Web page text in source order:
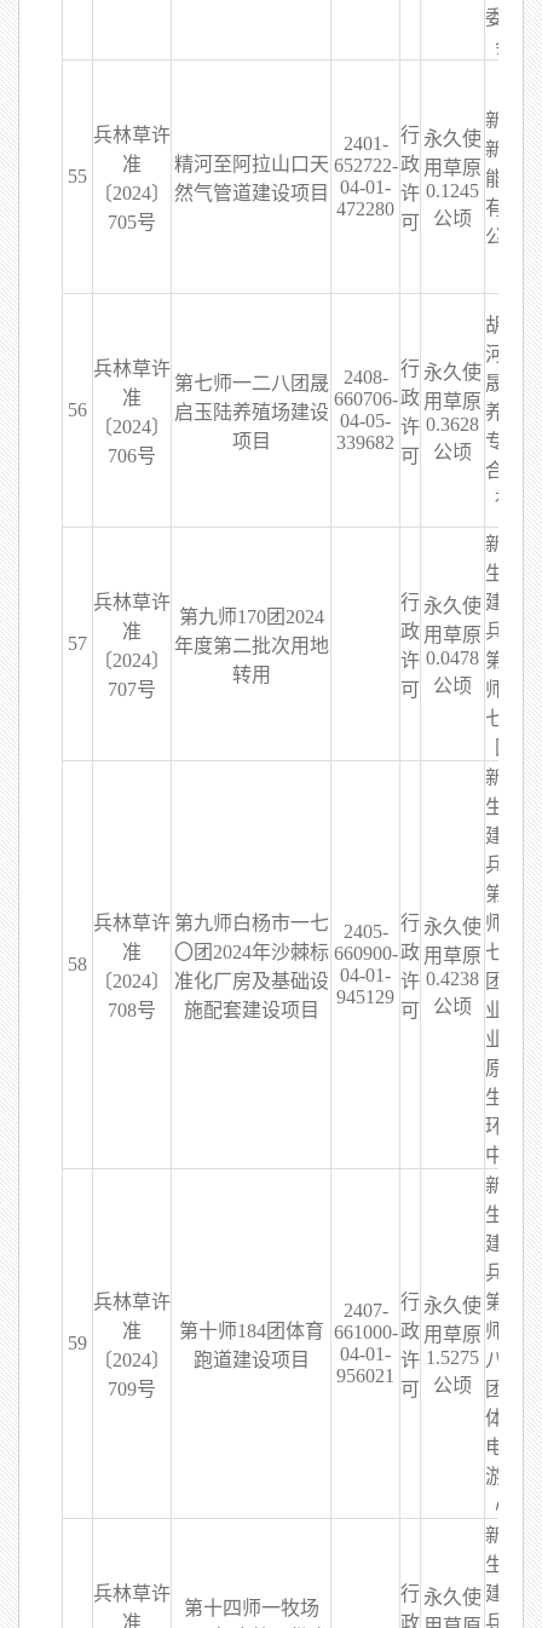
委员
会
55
兵林草许
准
〔2024〕
705号
精河至阿拉山口天
然气管道建设项目
2401-
652722-
04-01-
472280
行
政
许
可
永久使
用草原
0.1245
公顷
新疆
新捷
能源
有限
公司
56
兵林草许
准
〔2024〕
706号
第七师一二八团晟
启玉陆养殖场建设
项目
2408-
660706-
04-05-
339682
行
政
许
可
永久使
用草原
0.3628
公顷
胡杨
河市
晟启
养殖
专业
合作
社
57
兵林草许
准
〔2024〕
707号
第九师170团2024
年度第二批次用地
转用
行
政
许
可
永久使
用草原
0.0478
公顷
新疆
生产
建设
兵团
第九
师一
七〇
58
兵林草许
准
〔2024〕
708号
第九师白杨市一七
〇团2024年沙棘标
准化厂房及基础设
施配套建设项目
2405-
660900-
04-01-
945129
行
政
许
可
永久使
用草原
0.4238
公顷
新疆
生产
建设
兵团
第九
师一
七〇
团农
业林
业草
原和
生态
环保
中心
59
兵林草许
准
〔2024〕
709号
第十师184团体育
跑道建设项目
2407-
661000-
04-01-
956021
行
政
许
可
永久使
用草原
1.5275
公顷
新疆
生产
建设
兵团
第十
师一
八四
团文
体广
电旅
游中
心
兵林草许
准
第十四师一牧场
行
政
永久使
新疆
生产
建设
兵团